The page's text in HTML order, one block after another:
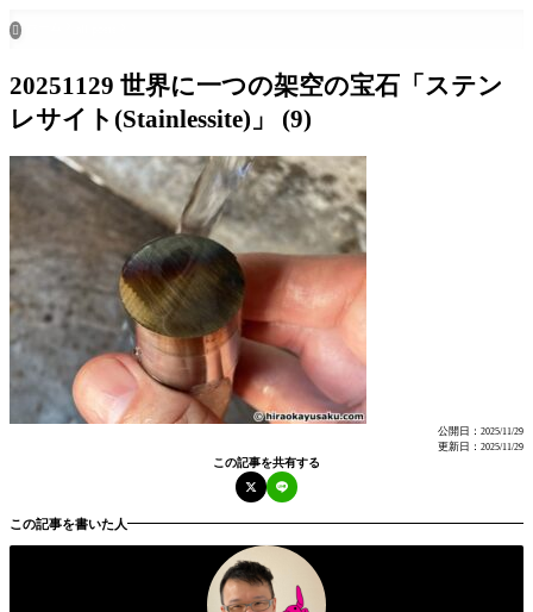

20251129 世界に一つの架空の宝石「ステン
レサイト(Stainlessite)」 (9)
公開日： 2025/11/29
更新日： 2025/11/29
この記事を共有する
この記事を書いた人